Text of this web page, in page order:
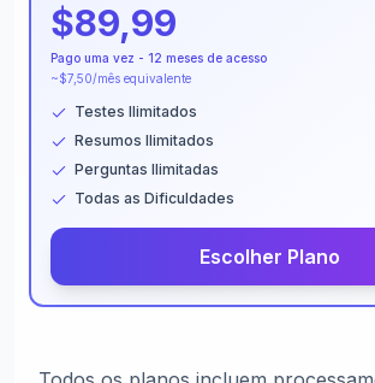
$89,99
Pago uma vez - 12 meses de acesso
~$7,50/mês equivalente
Testes Ilimitados
Resumos Ilimitados
Perguntas Ilimitadas
Todas as Dificuldades
Escolher Plano